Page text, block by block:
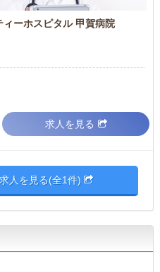
ーホスピタル 甲賀病院
求人を見る
人を見る(全1件)